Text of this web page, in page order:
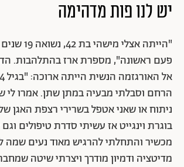
יש לנו פות מדהימה
"הייתה אצלי
פעם ראשונה", מספרת ארז בהתלהבות.
הרחם וסבלתי מבעיה במתן שתן. אמרו לי
ניתוח או שאני אטפל בשרירי רצפת האגן
בוגרת וינגייט אז עשיתי סדרת טיפולים
מכשיר והתחלתי להרגיש מאוד נעים שמה
מדיטציה ודמיון מודרך ויצרתי שיטה